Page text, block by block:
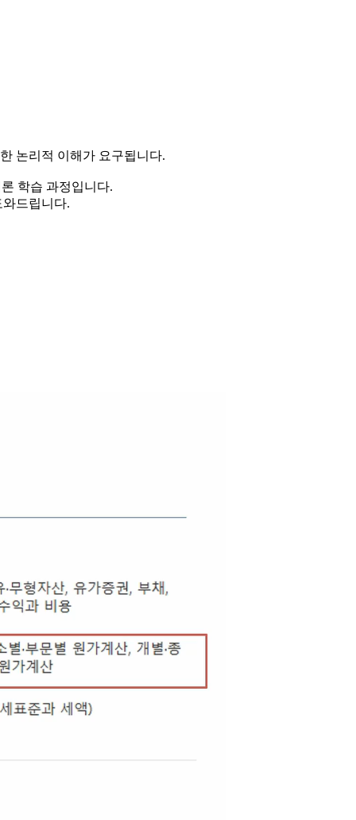
논리적 이해가 요구됩니다.
학습 과정입니다.
드립니다.